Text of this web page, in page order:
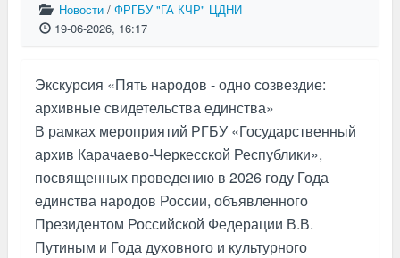
Новости/ ФРГБУ "ГА КЧР" ЦДНИ
19-06-2026, 16:17
Экскурсия «Пять народов - одно созвездие:
архивные свидетельства единства»
В рамках мероприятий РГБУ «Государственный
архив Карачаево-Черкесской Республики»,
посвященных проведению в 2026 году Года
единства народов России, объявленного
Президентом Российской Федерации В.В.
Путиным и Года духовного и культурного